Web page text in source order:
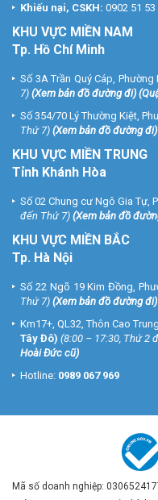
Khiếu nại, CSKH: 0902 51 53
KHU VỰC MIỀN NAM
Tp. Hồ Chí Minh
Số 3A Trần Quý Cáp, Phường
7) (Xem bản đồ đường đi)
Số 354/70 Lý Thường Kiệt,
Thứ 7) (Xem bản đồ đường đi
KHU VỰC MIỀN TRUNG
Tỉnh Khánh Hòa
Số 02 Chung cư Ngô Gia Tự,
đến Thứ 7) (Xem bản đồ
KHU VỰC MIỀN BẮC
Tp. Hà Nội
Số 22 Ngõ 19 Kim Đồng,
Thứ 7) (Xem bản đồ đường đi
Km17+, QL32, Thôn Cao
Tây Đô) (8:00 – 17:30, Thứ 2
Hoài Đức cũ)
Hotline: 0989 067 969
Mã số doanh nghiệp: